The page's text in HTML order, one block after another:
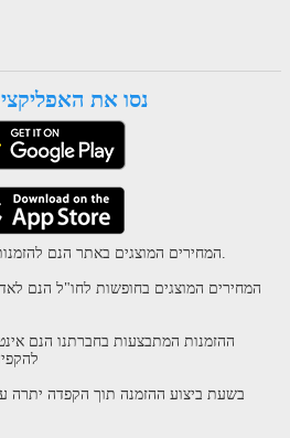
נסו את
** המחירים המוצגים באתר הנם להזמנות אינטרנטיות מלאות בלבד.
בשעת ביצוע ההזמנה תוך הקפדה יתרה